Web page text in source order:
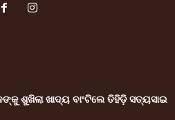
ଶୁଖିଲା ଖାଦ୍ୟ ବାଂଟିଲେ ତିହିଡି଼ ସତ୍ୟସାଇ